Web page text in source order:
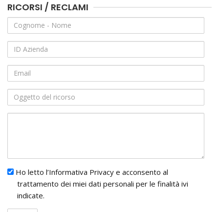
RICORSI / RECLAMI
Cognome
-
Nome
Azienda
Email
Oggetto
del
Trattamento
dei
Dati
Personali
Ho letto l’Informativa Privacy e acconsento al
trattamento dei miei dati personali per le finalità ivi
indicate.